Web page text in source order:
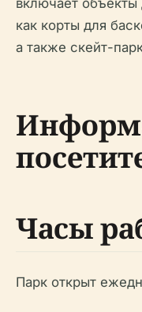
как корты для
а также скейт-
Часы
Парк открыт